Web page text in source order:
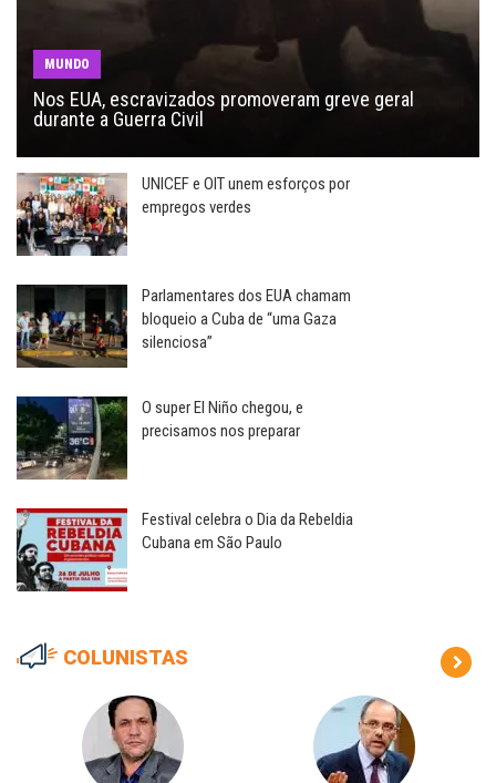
MUNDO
Nos EUA, escravizados promoveram greve geral
durante a Guerra Civil
UNICEF e OIT unem esforços por
empregos verdes
Parlamentares dos EUA chamam
bloqueio a Cuba de “uma Gaza
silenciosa”
O super El Niño chegou, e
precisamos nos preparar
Festival celebra o Dia da Rebeldia
Cubana em São Paulo
COLUNISTAS